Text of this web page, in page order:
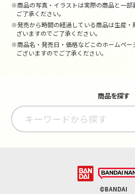
※商品の写真・イラストは実際の商品と一部
ご了承ください。
※発売から時間の経過している商品は生産・
ざいますのでご了承ください。
※商品名・発売日・価格などこのホームペー
ございますのでご了承ください。
商品を探す
©BANDAI